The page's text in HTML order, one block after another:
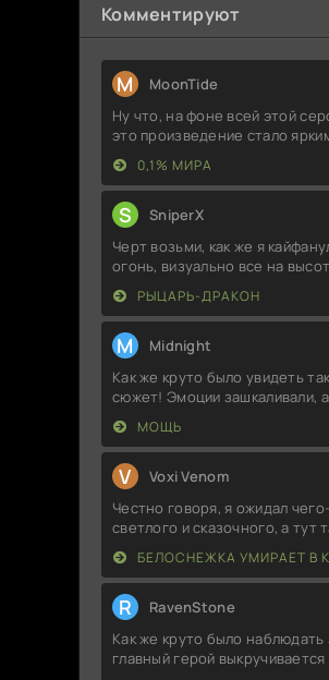
Комментируют
M MoonTide
Ну что, на фоне всей этой
это произведение стало
0,1% МИРА
S SniperX
Черт возьми, как же я
огонь, визуально все на
РЫЦАРЬ-ДРАКОН
M Midnight
Как же круто было увидеть
сюжет! Эмоции зашкаливали,
МОЩЬ
V Voxi Venom
Честно говоря, я ожидал
светлого и сказочного, а тут
БЕЛОСНЕЖКА УМИРАЕТ В
R RavenStone
Как же круто было наблюдать
главный герой выкручивается